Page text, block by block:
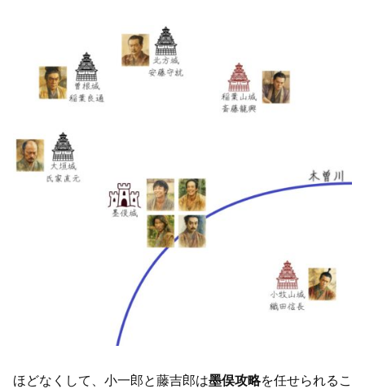
ほどなくして、小一郎と藤吉郎は墨俣攻略を任せられるこ